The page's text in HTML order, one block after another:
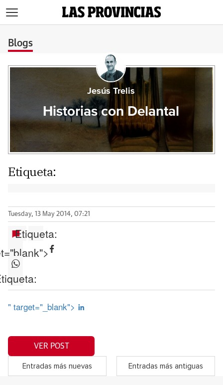
Blogs
Jesús Trelis
Historias con Delantal
Etiqueta:
Tuesday, 13 May 2014, 07:21
Etiqueta:
" target="_blank">
VER POST
Entradas más nuevas Entradas más antiguas